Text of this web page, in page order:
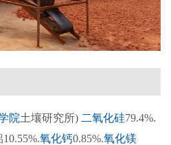
院土壤研究所) 二氧化硅79.4%.
氧化钙0.85%.氧化镁